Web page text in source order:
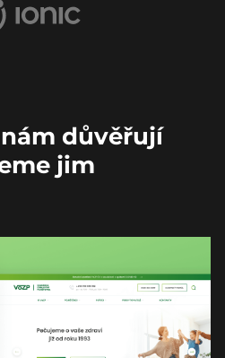
důvěřují
jim